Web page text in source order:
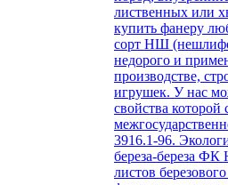
лиственных или
купить фанеру
сорт НШ
недорого и
производстве,
игрушек. У нас
свойства которой
3916.1-96.
береза-береза
листов